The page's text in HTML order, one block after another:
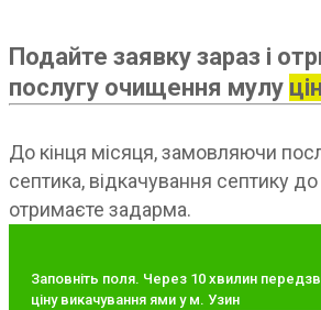
Подайте заявку зараз і
послугу очищення мулу
До кінця місяця, замовляючи
септика, відкачування септику до
отримаєте задарма.
Заповніть поля. Через 10 хвилин
ціну викачування ями у м. Узин